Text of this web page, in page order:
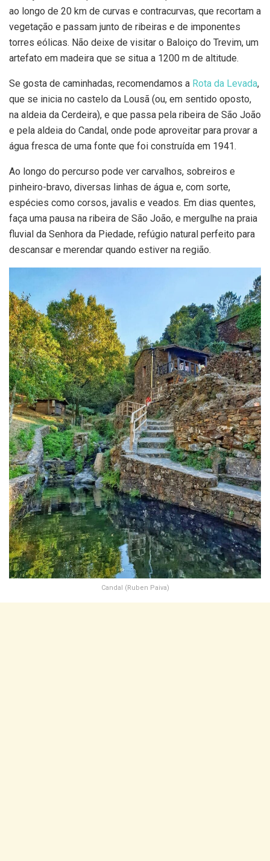
ao longo de 20 km de curvas e contracurvas, que recortam a
vegetação e passam junto de ribeiras e de imponentes
torres eólicas. Não deixe de visitar o Baloiço do Trevim, um
artefato em madeira que se situa a 1200 m de altitude.
Se gosta de caminhadas, recomendamos a Rota da Levada,
que se inicia no castelo da Lousã (ou, em sentido oposto,
na aldeia da Cerdeira), e que passa pela ribeira de São João
e pela aldeia do Candal, onde pode aproveitar para provar a
água fresca de uma fonte que foi construída em 1941.
Ao longo do percurso pode ver carvalhos, sobreiros e
pinheiro-bravo, diversas linhas de água e, com sorte,
espécies como corsos, javalis e veados. Em dias quentes,
faça uma pausa na ribeira de São João, e mergulhe na praia
fluvial da Senhora da Piedade, refúgio natural perfeito para
descansar e merendar quando estiver na região.
Candal (Ruben Paiva)